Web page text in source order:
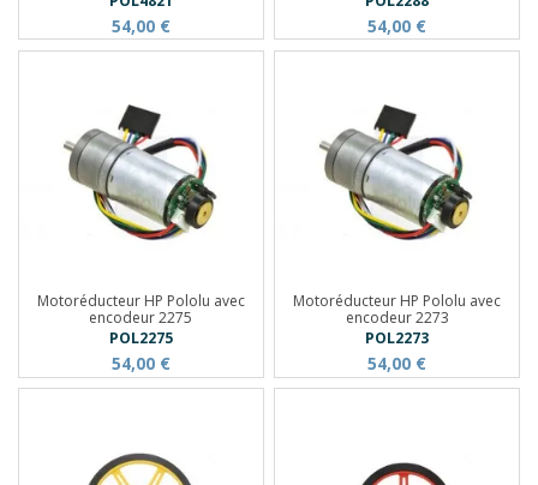
54,00 € 54,00 €
Motoréducteur HP Pololu avec
encodeur 2275
POL2275
54,00 €
Motoréducteur HP Pololu avec
encodeur 2273
POL2273
54,00 €